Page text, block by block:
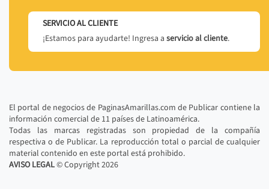
SERVICIO AL CLIENTE
¡Estamos para ayudarte! Ingresa a servicio al cliente.
El portal de negocios de PaginasAmarillas.com de Publicar contiene la
información comercial de 11 países de Latinoamérica.
Todas las marcas registradas son propiedad de la compañía
respectiva o de Publicar. La reproducción total o parcial de cualquier
material contenido en este portal está prohibido.
AVISO LEGAL© Copyright2026